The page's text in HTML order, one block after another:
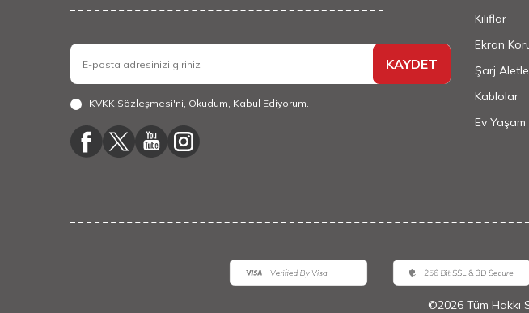
KAYDET
KVKK Sözleşmesi'ni, Okudum, Kabul Ediyorum.
Kılıflar
Ekran
Şarj
Kablolar
Ev Yaşam
©2026 Tüm Hakkı